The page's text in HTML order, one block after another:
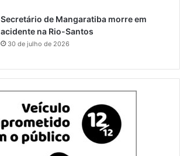
Secretário de Mangaratiba morre em
acidente na Rio-Santos
30 de julho de 2026